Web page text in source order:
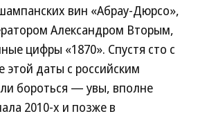
вин «Абрау-Дюрсо»,
Александром Вторым,
цифры «1870». Спустя сто с
даты с российским
бороться — увы, вполне
2010-х и позже в